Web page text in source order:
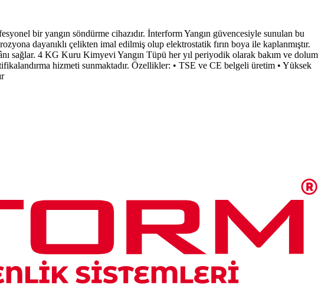
bir yangın söndürme cihazıdır. İnterform Yangın güvencesiyle sunulan bu
dayanıklı çelikten imal edilmiş olup elektrostatik fırın boya ile kaplanmıştır.
sağlar. 4 KG Kuru Kimyevi Yangın Tüpü her yıl periyodik olarak bakım ve dolum
hizmeti sunmaktadır. Özellikler: • TSE ve CE belgeli üretim • Yüksek